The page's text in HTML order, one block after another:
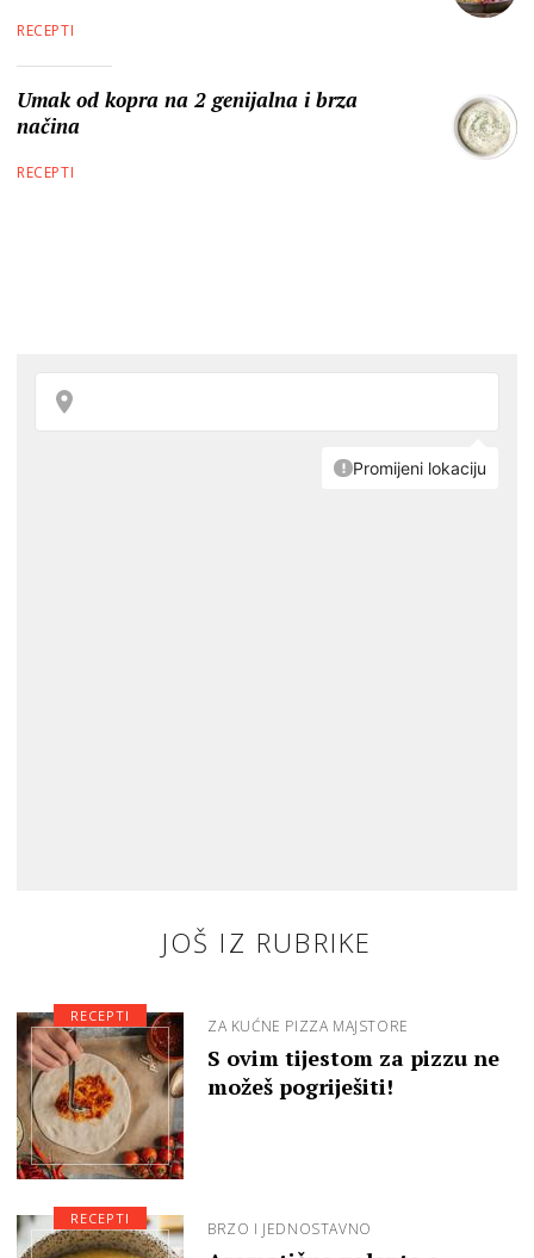
RECEPTI
Umak od kopra na 2 genijalna i brza
načina
RECEPTI
JOŠ IZ RUBRIKE
ZA KUĆNE PIZZA MAJSTORE
S ovim tijestom za pizzu ne
možeš pogriješiti!
RECEPTI
BRZO I JEDNOSTAVNO
RECEPTI